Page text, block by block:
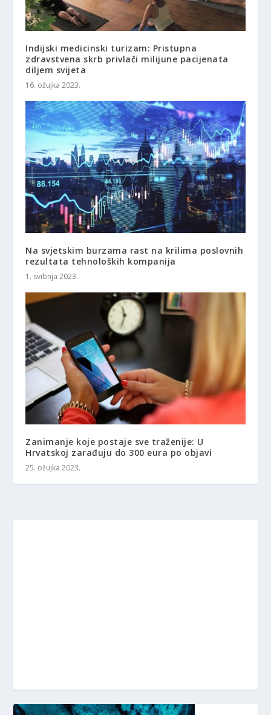
Indijski medicinski turizam: Pristupna
zdravstvena skrb privlači milijune pacijenata
diljem svijeta
16. ožujka 2023.
Na svjetskim burzama rast na krilima poslovnih
rezultata tehnoloških kompanija
1. svibnja 2023.
Zanimanje koje postaje sve traženije: U
Hrvatskoj zarađuju do 300 eura po objavi
25. ožujka 2023.